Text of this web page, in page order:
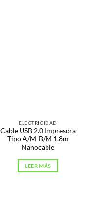
ELECTRICIDAD
Cable USB 2.0 Impresora
Tipo A/M-B/M 1.8m
Nanocable
LEER MÁS